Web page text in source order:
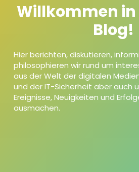
Willkommen
Blog!
Hier berichten, diskutieren,
philosophieren wir rund um
aus der Welt der digitalen
und der IT-Sicherheit aber auch
Ereignisse, Neuigkeiten und
ausmachen.